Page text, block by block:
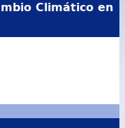
Climático en